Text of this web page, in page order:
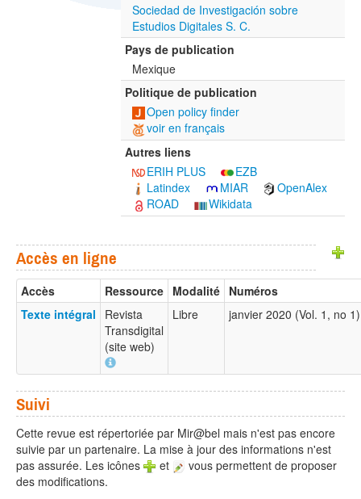
Sociedad de Investigación sobre
Estudios Digitales S. C.
Pays de publication
Mexique
Politique de publication
Open policy finder
voir en français
Autres liens
ERIH PLUS
EZB
Latindex
MIAR
OpenAlex
ROAD
Wikidata
Accès en ligne
Accès Ressource Modalité Numéros
Texte intégral
Revista
Transdigital
(site web)
Libre janvier 2020 (Vol. 1, no
Suivi
Cette revue est répertoriée par Mir@bel mais n'est pas encore
suivie par un partenaire. La mise à jour des informations n'est
pas assurée. Les icônes
et
vous permettent de proposer
des modifications.